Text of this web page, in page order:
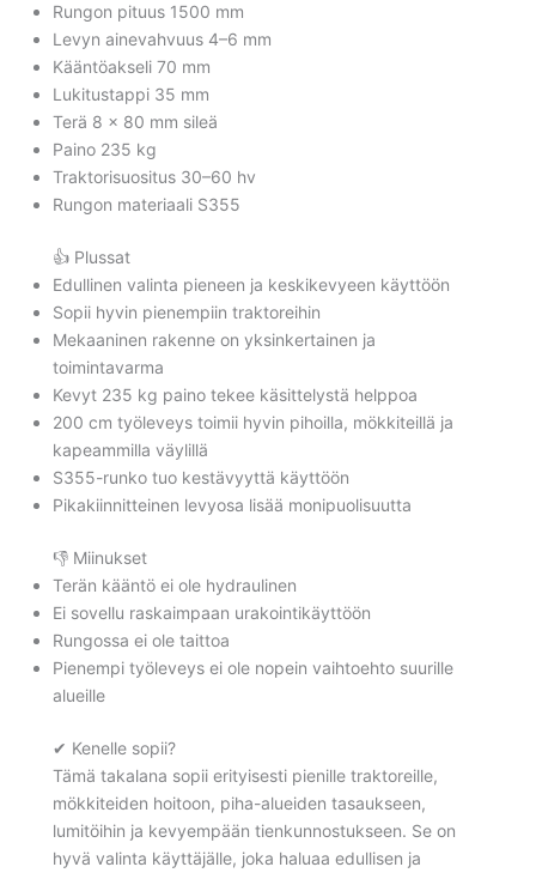
Rungon pituus 1500 mm
Levyn ainevahvuus 4–6 mm
Kääntöakseli 70 mm
Lukitustappi 35 mm
Terä 8 x 80 mm sileä
Paino 235 kg
Traktorisuositus 30–60 hv
Rungon materiaali S355
👍 Plussat
Edullinen valinta pieneen ja keskikevyeen käyttöön
Sopii hyvin pienempiin traktoreihin
Mekaaninen rakenne on yksinkertainen ja
toimintavarma
Kevyt 235 kg paino tekee käsittelystä helppoa
200 cm työleveys toimii hyvin pihoilla, mökkiteillä ja
kapeammilla väylillä
S355-runko tuo kestävyyttä käyttöön
Pikakiinnitteinen levyosa lisää monipuolisuutta
👎 Miinukset
Terän kääntö ei ole hydraulinen
Ei sovellu raskaimpaan urakointikäyttöön
Rungossa ei ole taittoa
Pienempi työleveys ei ole nopein vaihtoehto suurille
alueille
✔ Kenelle sopii?
Tämä takalana sopii erityisesti pienille traktoreille,
mökkiteiden hoitoon, piha-alueiden tasaukseen,
lumitöihin ja kevyempään tienkunnostukseen. Se on
hyvä valinta käyttäjälle, joka haluaa edullisen ja